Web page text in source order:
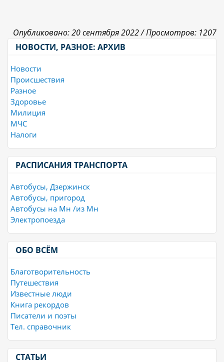
Опубликовано: 20 сентября 2022 /Просмотров: 1207
НОВОСТИ, РАЗНОЕ: АРХИВ
Новости
Происшествия
Разное
Здоровье
Милиция
МЧС
Налоги
РАСПИСАНИЯ ТРАНСПОРТА
Автобусы, Дзержинск
Автобусы, пригород
Автобусы на Мн /из Мн
Электропоезда
ОБО ВСЁМ
Благотворительность
Путешествия
Известные люди
Книга рекордов
Писатели и поэты
Тел. справочник
СТАТЬИ